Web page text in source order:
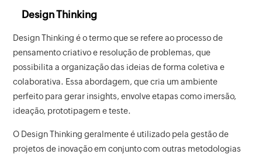
Design Thinking
Design Thinking é o termo que se refere ao processo de
pensamento criativo e resolução de problemas, que
possibilita a organização das ideias de forma coletiva e
colaborativa. Essa abordagem, que cria um ambiente
perfeito para gerar insights, envolve etapas como imersão,
ideação, prototipagem e teste.
O Design Thinking geralmente é utilizado pela gestão de
projetos de inovação em conjunto com outras metodologias